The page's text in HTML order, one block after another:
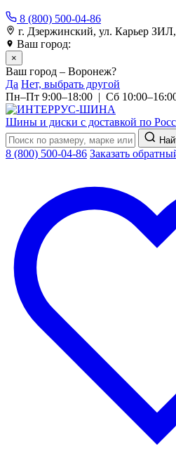
8 (800) 500-04-86
г. Дзержинский, ул. Карьер
Ваш город:
×
Ваш город – Воронеж?
Да Нет, выбрать другой
Пн–Пт 9:00–18:00 | Сб
Шины и диски с доставкой по
8 (800) 500-04-86 Заказать